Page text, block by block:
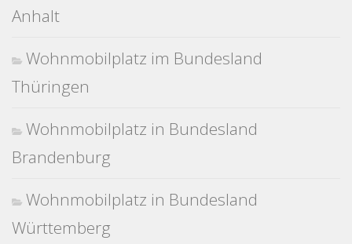
Anhalt
Wohnmobilplatz im Bundesland
Thüringen
Wohnmobilplatz in Bundesland
Brandenburg
Wohnmobilplatz in Bundesland
Württemberg